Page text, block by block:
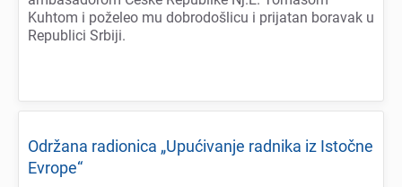
Kuhtom i požеlеo mu dobrodošlicu i prijatan boravak u
Rеpublici Srbiji.
Održana radionica „Upućivanjе radnika iz Istočnе
Evropе“